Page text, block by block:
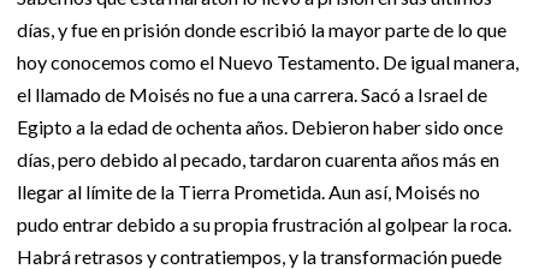
días, y fue en prisión donde escribió la mayor parte de lo que
hoy conocemos como el Nuevo Testamento. De igual manera,
el llamado de Moisés no fue a una carrera. Sacó a Israel de
Egipto a la edad de ochenta años. Debieron haber sido once
días, pero debido al pecado, tardaron cuarenta años más en
llegar al límite de la Tierra Prometida. Aun así, Moisés no
pudo entrar debido a su propia frustración al golpear la roca.
Habrá retrasos y contratiempos, y la transformación puede